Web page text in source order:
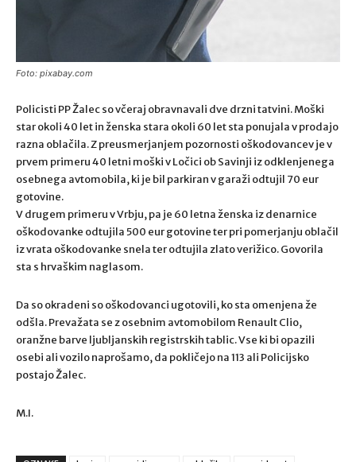
Foto: pixabay.com
Policisti PP Žalec so včeraj obravnavali dve drzni tatvini. Moški
star okoli 40 let in ženska stara okoli 60 let sta ponujala v prodajo
razna oblačila. Z preusmerjanjem pozornosti oškodovancev je v
prvem primeru 40 letni moški v Ločici ob Savinji iz odklenjenega
osebnega avtomobila, ki je bil parkiran v garaži odtujil 70 eur
gotovine.
V drugem primeru v Vrbju, pa je 60 letna ženska iz denarnice
oškodovanke odtujila 500 eur gotovine ter pri pomerjanju oblačil
iz vrata oškodovanke snela ter odtujila zlato verižico. Govorila
sta s hrvaškim naglasom.
Da so okradeni so oškodovanci ugotovili, ko sta omenjena že
odšla. Prevažata se z osebnim avtomobilom Renault Clio,
oranžne barve ljubljanskih registrskih tablic. Vse ki bi opazili
osebi ali vozilo naprošamo, da pokličejo na 113 ali Policijsko
postajo Žalec.
M.I.